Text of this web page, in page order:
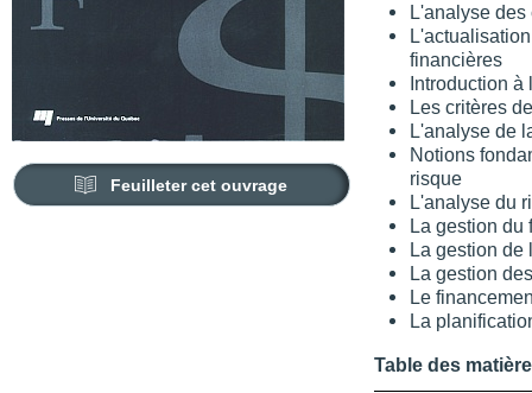
Feuilleter cet ouvrage
L'analyse
financières
Introduction à
Les critères
L'analyse de
Notions
risque
L'analyse du
La gestion du
La gestion de
La gestion
Le
La
Table des